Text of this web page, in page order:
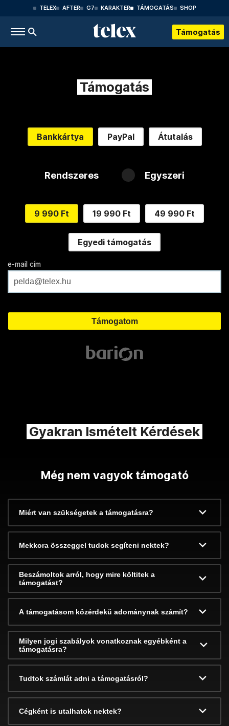
TELEX AFTER G7 KARAKTER TÁMOGATÁS SHOP
Támogatás
Támogatás
Bankkártya PayPal Átutalás
Rendszeres Egyszeri
9 990 Ft 19 990 Ft 49 990 Ft
Egyedi támogatás
e-mail cím
Gyakran Ismételt Kérdések
Még nem vagyok támogató
Miért van szükségetek a támogatásra?
Mekkora összeggel tudok segíteni nektek?
Beszámoltok arról, hogy mire költitek a
támogatást?
A támogatásom közérdekű adománynak számít?
Milyen jogi szabályok vonatkoznak egyébként a
támogatásra?
Tudtok számlát adni a támogatásról?
Cégként is utalhatok nektek?